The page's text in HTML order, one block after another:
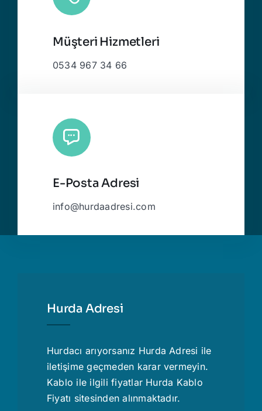
Müşteri Hizmetleri
0534 967 34 66
E-Posta Adresi
info@hurdaadresi.com
Hurda Adresi
Hurdacı arıyorsanız Hurda Adresi ile
iletişime geçmeden karar vermeyin.
Kablo ile ilgili fiyatlar Hurda Kablo
Fiyatı sitesinden alınmaktadır.